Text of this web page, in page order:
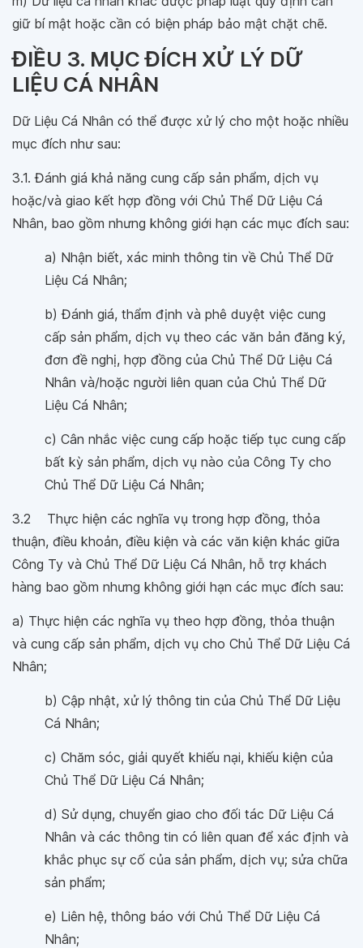
giữ bí mật hoặc cần có biện pháp bảo mật chặt chẽ.
ĐIỀU 3. MỤC ĐÍCH XỬ LÝ DỮ
LIỆU CÁ NHÂN
Dữ Liệu Cá Nhân có thể được xử lý cho một hoặc nhiều
mục đích như sau:
3.1. Đánh giá khả năng cung cấp sản phẩm, dịch vụ
hoặc/và giao kết hợp đồng với Chủ Thể Dữ Liệu Cá
Nhân, bao gồm nhưng không giới hạn các mục đích sau:
a) Nhận biết, xác minh thông tin về Chủ Thể Dữ
Liệu Cá Nhân;
b) Đánh giá, thẩm định và phê duyệt việc cung
cấp sản phẩm, dịch vụ theo các văn bản đăng ký,
đơn đề nghị, hợp đồng của Chủ Thể Dữ Liệu Cá
Nhân và/hoặc người liên quan của Chủ Thể Dữ
Liệu Cá Nhân;
c) Cân nhắc việc cung cấp hoặc tiếp tục cung cấp
bất kỳ sản phẩm, dịch vụ nào của Công Ty cho
Chủ Thể Dữ Liệu Cá Nhân;
3.2 Thực hiện các nghĩa vụ trong hợp đồng, thỏa
thuận, điều khoản, điều kiện và các văn kiện khác giữa
Công Ty và Chủ Thể Dữ Liệu Cá Nhân, hỗ trợ khách
hàng bao gồm nhưng không giới hạn các mục đích sau:
a) Thực hiện các nghĩa vụ theo hợp đồng, thỏa thuận
và cung cấp sản phẩm, dịch vụ cho Chủ Thể Dữ Liệu Cá
Nhân;
b) Cập nhật, xử lý thông tin của Chủ Thể Dữ Liệu
Cá Nhân;
c) Chăm sóc, giải quyết khiếu nại, khiếu kiện của
Chủ Thể Dữ Liệu Cá Nhân;
d) Sử dụng, chuyển giao cho đối tác Dữ Liệu Cá
Nhân và các thông tin có liên quan để xác định và
khắc phục sự cố của sản phẩm, dịch vụ; sửa chữa
sản phẩm;
e) Liên hệ, thông báo với Chủ Thể Dữ Liệu Cá
Nhân;